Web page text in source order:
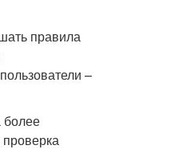
правила
–
более